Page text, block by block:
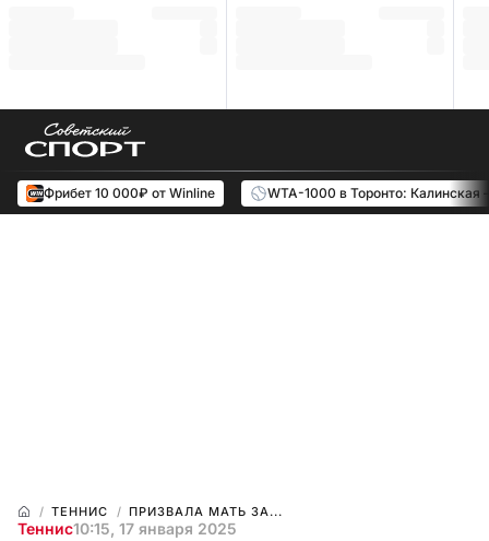
Фрибет 10 000₽ от Winline WTA-1000 в Торонто: Калинская
ТЕННИС ПРИЗВАЛА МАТЬ ЗА...
Теннис10:15, 17 января 2025